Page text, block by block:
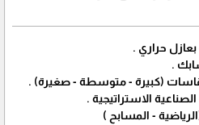
حراري .
.
(كبيرة - متوسطة - صغيرة) .
الاستراتيجية .
- المسابح )